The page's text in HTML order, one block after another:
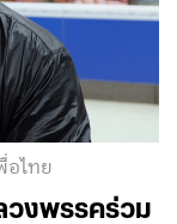
อไทย
วงพรรคร่วม